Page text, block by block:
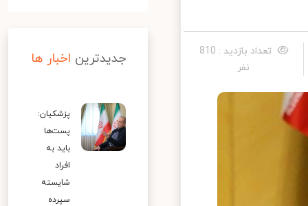
تعداد بازدید : 810
نفر
جدیدترین اخبار ها
پزشکیان:
پست‌ها
باید به
افراد
شایسته
سپرده